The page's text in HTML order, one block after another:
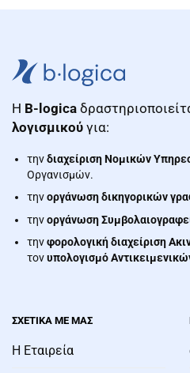
Η B-logica
λογισμικού για:
τηνδιαχείριση Νομικών
Οργανισμών.
τηνοργάνωση δικηγορικών
τηνοργάνωση
τηνφορολογική διαχείριση
τονυπολογισμό
ΣΧΕΤΙΚΑ ΜΕ ΜΑΣ
Η Εταιρεία